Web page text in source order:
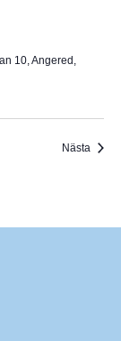
10, Angered,
Nästa